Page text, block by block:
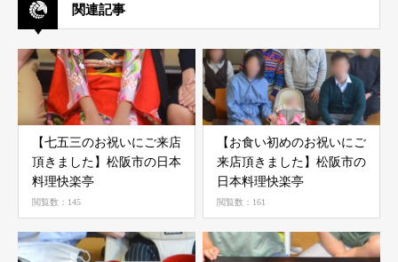
関連記事
【七五三のお祝いにご来店
頂きました】ㅤㅤㅤㅤㅤㅤ松阪市の日本
料理快楽亭
閲覧数：145
【お食い初めのお祝いにご
来店頂きました】ㅤㅤㅤ松阪市の
日本料理快楽亭
閲覧数：161